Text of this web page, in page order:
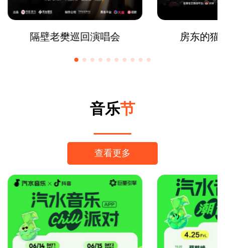
隔壁老樊巡回演唱会 房东的猫
音乐节
查看更多